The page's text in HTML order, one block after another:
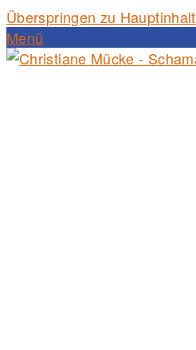
Überspringen zu Hauptinhalt
Menü